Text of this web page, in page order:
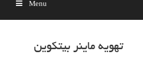
Menu
تهویه ماینر بیتکوین